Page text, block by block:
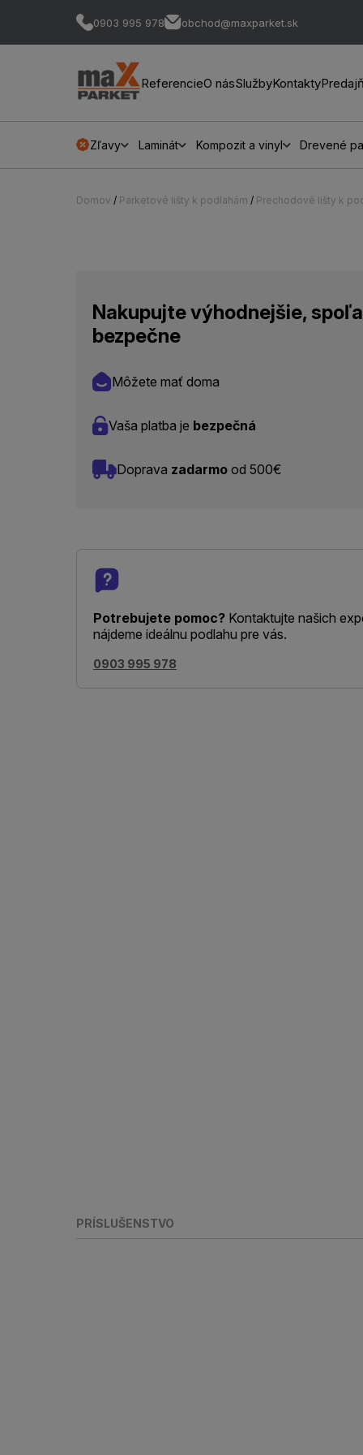
0903 995 978 obchod@maxparket.sk
ReferencieO násSlužbyKontakty
Zľavy Laminát Kompozit a vinyl Drevené
Domov / Parketové lišty k podlahám / Prechodové lišty k
Nakupujte výhodnejšie,
bezpečne
Môžete mať doma
Vaša platba je bezpečná
Doprava zadarmo od 500€
Potrebujete pomoc? Kontaktujte našich
nájdeme ideálnu podlahu pre vás.
0903 995 978
PRÍSLUŠENSTVO